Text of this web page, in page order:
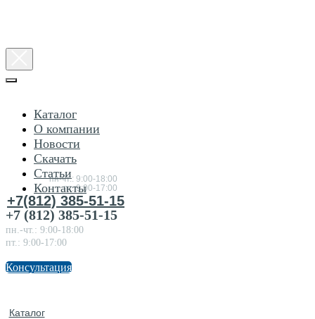
Консультация
товарам
пн-чт.: 9:00-18:00
пт.:9:00-17:00
+7(812) 385-51-15
Каталог
Каталог
О компании
Новости
Скачать
Статьи
Контакты
+7 (812) 385-51-15
пн.-чт.: 9:00-18:00
пт.: 9:00-17:00
Консультация